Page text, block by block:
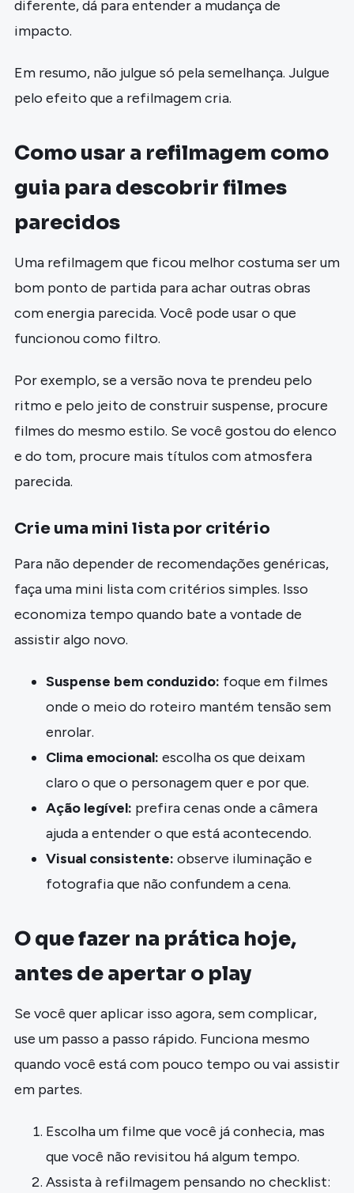
diferente, dá para entender a mudança de
impacto.
Em resumo, não julgue só pela semelhança. Julgue
pelo efeito que a refilmagem cria.
Como usar a refilmagem como
guia para descobrir filmes
parecidos
Uma refilmagem que ficou melhor costuma ser um
bom ponto de partida para achar outras obras
com energia parecida. Você pode usar o que
funcionou como filtro.
Por exemplo, se a versão nova te prendeu pelo
ritmo e pelo jeito de construir suspense, procure
filmes do mesmo estilo. Se você gostou do elenco
e do tom, procure mais títulos com atmosfera
parecida.
Crie uma mini lista por critério
Para não depender de recomendações genéricas,
faça uma mini lista com critérios simples. Isso
economiza tempo quando bate a vontade de
assistir algo novo.
Suspense bem conduzido: foque em filmes
onde o meio do roteiro mantém tensão sem
enrolar.
Clima emocional: escolha os que deixam
claro o que o personagem quer e por que.
Ação legível: prefira cenas onde a câmera
ajuda a entender o que está acontecendo.
Visual consistente: observe iluminação e
fotografia que não confundem a cena.
O que fazer na prática hoje,
antes de apertar o play
Se você quer aplicar isso agora, sem complicar,
use um passo a passo rápido. Funciona mesmo
quando você está com pouco tempo ou vai assistir
em partes.
Escolha um filme que você já conhecia, mas
que você não revisitou há algum tempo.
Assista à refilmagem pensando no checklist: